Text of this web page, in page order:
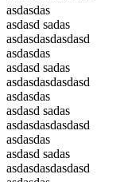
asdasdas
asdasd sadas
asdasdasdasdasd
asdasdas
asdasd sadas
asdasdasdasdasd
asdasdas
asdasd sadas
asdasdasdasdasd
asdasdas
asdasd sadas
asdasdasdasdasd